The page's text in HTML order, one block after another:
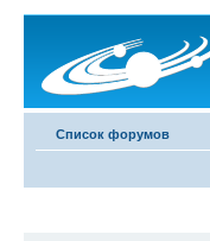
Список форумов